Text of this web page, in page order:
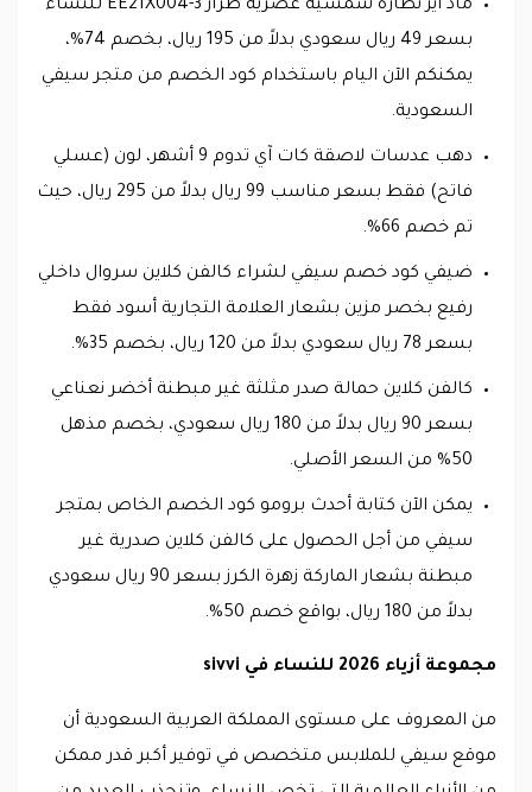
ماد آيز نظارة شمسية عصرية طراز EE21X004-3 للنساء
بسعر 49 ريال سعودي بدلاً من 195 ريال، بخصم 74%،
يمكنكم الآن اليام باستخدام كود الخصم من متجر سيفي
السعودية.
دهب عدسات لاصقة كات آي تدوم 9 أشهر، لون (عسلي
فاتح) فقط بسعر مناسب 99 ريال بدلاً من 295 ريال، حيث
تم خصم 66%.
ضيفي كود خصم سيفي لشراء كالفن كلاين سروال داخلي
رفيع بخصر مزين بشعار العلامة التجارية أسود فقط
بسعر 78 ريال سعودي بدلاً من 120 ريال، بخصم 35%.
كالفن كلاين حمالة صدر مثلثة غير مبطنة أخضر نعناعي
بسعر 90 ريال بدلاً من 180 ريال سعودي، بخصم مذهل
50% من السعر الأصلي.
يمكن الآن كتابة أحدث برومو كود الخصم الخاص بمتجر
سيفي من أجل الحصول على كالفن كلاين صدرية غير
مبطنة بشعار الماركة زهرة الكرز بسعر 90 ريال سعودي
بدلاً من 180 ريال، بواقع خصم 50%.
مجموعة أزياء 2026 للنساء في sivvi
من المعروف على مستوى المملكة العربية السعودية أن
موقع سيفي للملابس متخصص في توفير أكبر قدر ممكن